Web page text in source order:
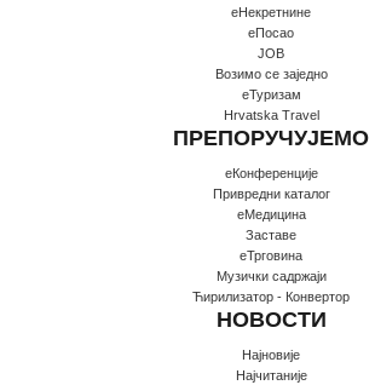
еНекретнине
еПосао
JOB
Возимо се заједно
еТуризам
Hrvatska Travel
ПРЕПОРУЧУЈЕМО
еКонференције
Привредни каталог
еМедицина
Заставе
еТрговина
Музички садржаји
Ћирилизатор - Конвертор
НОВОСТИ
Најновије
Најчитаније